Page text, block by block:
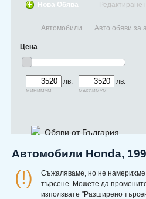
Нова Обява Редактиране
Автомобили Авто обяви за
Цена
лв.
минимум
лв.
максимум
Обяви от България
Автомобили Honda,
(!)
Съжаляваме, но не
търсене. Можете да
използвате "Разширено